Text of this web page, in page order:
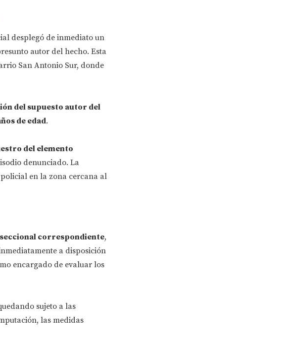
desplegó de inmediato un
autor del hecho. Esta
San Antonio Sur, donde
del supuesto autor del
de edad.
del elemento
denunciado. La
en la zona cercana al
correspondiente,
a disposición
encargado de evaluar los
sujeto a las
las medidas